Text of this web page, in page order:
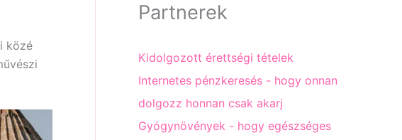
közé
Partnerek
Kidolgozott érettségi tételek
Internetes pénzkeresés - hogy onnan
dolgozz honnan csak akarj
Gyógynövények - hogy egészséges